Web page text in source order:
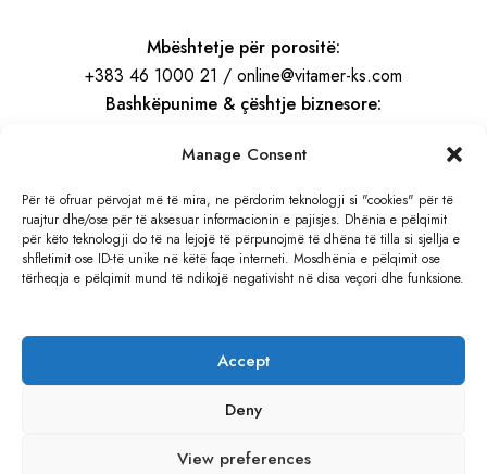
Manage Consent
Për të ofruar përvojat më të mira, ne përdorim teknologji si "cookies" për të
ruajtur dhe/ose për të aksesuar informacionin e pajisjes. Dhënia e pëlqimit
për këto teknologji do të na lejojë të përpunojmë të dhëna të tilla si sjellja e
shfletimit ose ID-të unike në këtë faqe interneti. Mosdhënia e pëlqimit ose
tërheqja e pëlqimit mund të ndikojë negativisht në disa veçori dhe funksione.
Accept
Deny
View preferences
Mbështetje për porositë:
+383 46 1000 21 / online@vitamer-ks.com
Bashkëpunime & çështje biznesore:
Orari i punës:
E Hënë – E Premte
08:30 – 16:30
Rruga e Gjilanit, KM 4
Hajvali, Kosovë